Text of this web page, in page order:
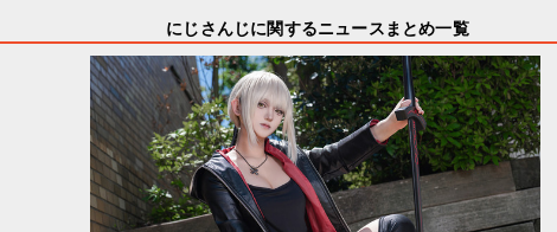
にじさんじに関するニュースまとめ一覧